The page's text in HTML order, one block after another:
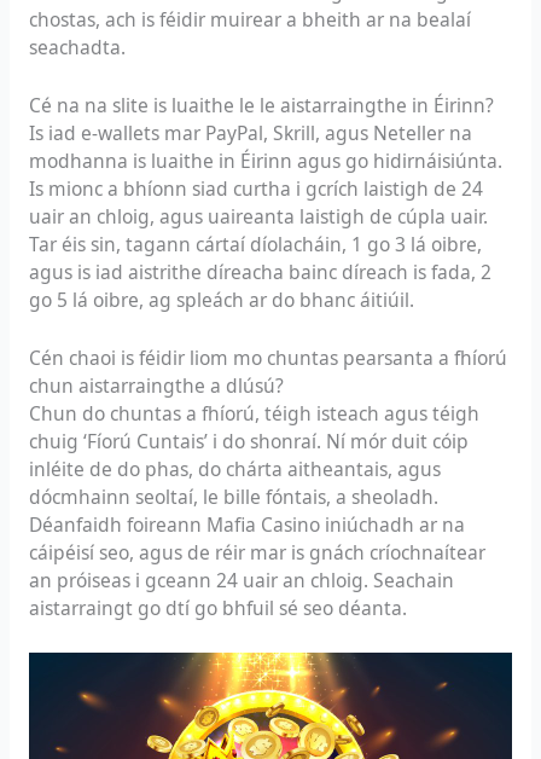
chostas, ach is féidir muirear a bheith ar na bealaí
seachadta.
Cé na na slite is luaithe le le aistarraingthe in Éirinn?
Is iad e-wallets mar PayPal, Skrill, agus Neteller na
modhanna is luaithe in Éirinn agus go hidirnáisiúnta.
Is mionc a bhíonn siad curtha i gcrích laistigh de 24
uair an chloig, agus uaireanta laistigh de cúpla uair.
Tar éis sin, tagann cártaí díolacháin, 1 go 3 lá oibre,
agus is iad aistrithe díreacha bainc díreach is fada, 2
go 5 lá oibre, ag spleách ar do bhanc áitiúil.
Cén chaoi is féidir liom mo chuntas pearsanta a fhíorú
chun aistarraingthe a dlúsú?
Chun do chuntas a fhíorú, téigh isteach agus téigh
chuig ‘Fíorú Cuntais’ i do shonraí. Ní mór duit cóip
inléite de do phas, do chárta aitheantais, agus
dócmhainn seoltaí, le bille fóntais, a sheoladh.
Déanfaidh foireann Mafia Casino iniúchadh ar na
cáipéisí seo, agus de réir mar is gnách críochnaítear
an próiseas i gceann 24 uair an chloig. Seachain
aistarraingt go dtí go bhfuil sé seo déanta.